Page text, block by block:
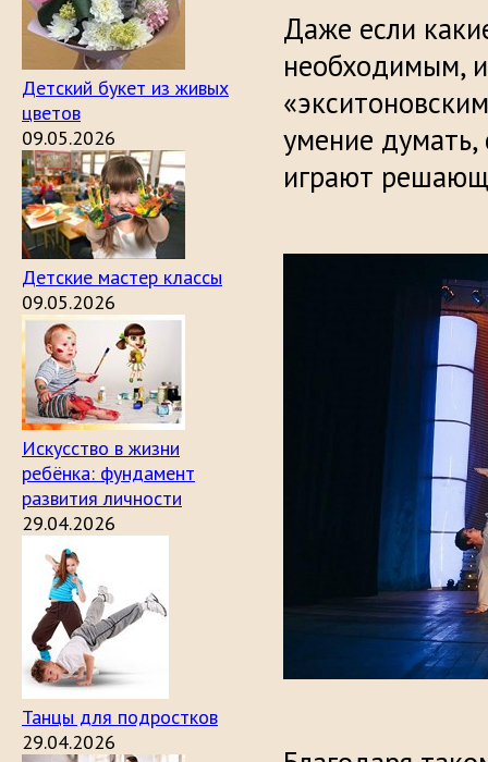
Детский букет из живых
цветов
09.05.2026
Детские мастер классы
09.05.2026
Искусство в жизни
ребёнка: фундамент
развития личности
29.04.2026
Танцы для подростков
29.04.2026
Даже если
необходимым,
умение думать,
играют